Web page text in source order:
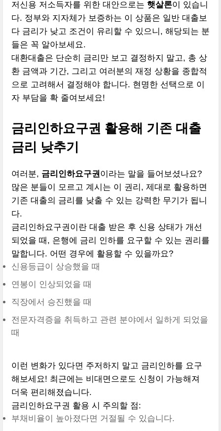
저신용 저소득자를 위한 대안으로는 햇살론이 있습니
다. 정부와 지자체가 보증하는 이 상품은 일반 대출보
다 금리가 낮고 조건이 유리할 수 있으니, 해당되는 분
들은 꼭 알아보세요.
대환대출은 단순히 금리만 보고 결정하지 말고, 총 상
환 금액과 기간, 그리고 여러분의 재정 상황을 종합적
으로 고려해서 결정해야 합니다. 현명한 선택으로 이
자 부담을 확 줄여보세요!
금리인하요구권 활용해 기존 대출
금리 낮추기
여러분, 금리인하요구권이라는 말을 들어보셨나요?
많은 분들이 모르고 계시는 이 권리, 제대로 활용하면
기존 대출의 금리를 낮출 수 있는 강력한 무기가 됩니
다.
금리인하요구권이란 대출 받은 후 신용 상태가 개선
되었을 때, 은행에 금리 인하를 요구할 수 있는 권리를
말합니다. 어떤 경우에 활용할 수 있을까요?
신용등급이 상승했을 때
연봉이 인상되었을 때
직장에서 승진했을 때
전문자격증을 취득하고 관련 분야에서 일하게 되었을
때
이런 변화가 있다면 주저하지 말고 금리인하를 요구
해보세요! 최근에는 비대면으로도 신청이 가능해져
더욱 편리해졌습니다.
금리인하요구권 활용 시 주의할 점:
부채비율이 높아졌다면 거절될 수 있습니다.